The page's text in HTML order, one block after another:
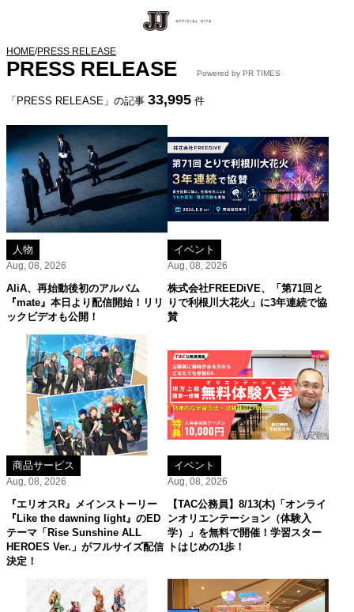
HOME/PRESS RELEASE
PRESS RELEASE Powered by PR TIMES
「PRESS RELEASE」の記事 33,995 件
人物
Aug, 08, 2026
AliA、再始動後初のアルバム
『mate』本日より配信開始！リリ
ックビデオも公開！
イベント
Aug, 08, 2026
株式会社FREEDiVE、「第71回と
りで利根川大花火」に3年連続で協
賛
商品サービス
Aug, 08, 2026
『エリオスR』メインストーリー
『Like the dawning light』のED
テーマ「Rise Sunshine ALL
HEROES Ver.」がフルサイズ配信
決定！
イベント
Aug, 08, 2026
【TAC公務員】8/13(木)「オンライ
ンオリエンテーション（体験入
学）」を無料で開催！学習スター
トはじめの1歩！